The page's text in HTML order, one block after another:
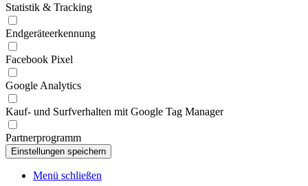
Statistik & Tracking
Endgeräteerkennung
Facebook Pixel
Google Analytics
Kauf- und Surfverhalten mit Google Tag Manager
Partnerprogramm
Menü schließen